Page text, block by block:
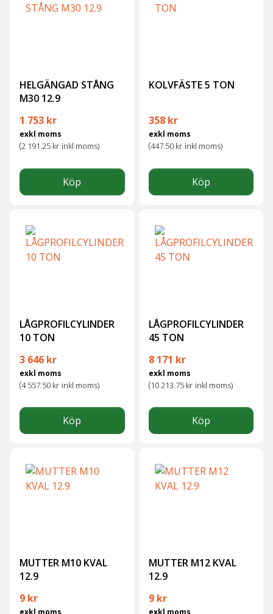
HELGÄNGAD STÅNG
M30 12.9
1 753 kr
exkl moms
(2 191.25 kr inkl moms)
Köp
KOLVFÄSTE 5 TON
358 kr
exkl moms
(447.50 kr inkl moms)
Köp
LÅGPROFILCYLINDER
10 TON
3 646 kr
exkl moms
(4 557.50 kr inkl moms)
Köp
LÅGPROFILCYLINDER
45 TON
8 171 kr
exkl moms
(10 213.75 kr inkl moms)
Köp
MUTTER M10 KVAL
12.9
9 kr
MUTTER M12 KVAL
12.9
9 kr